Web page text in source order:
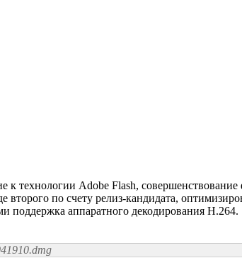
технологии Adobe Flash,
второго по счету релиз-кандидата,
поддержка аппаратного декодирования H.264.